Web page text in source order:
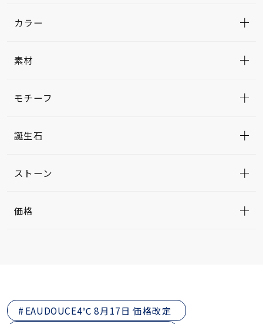
カラー
素材
モチーフ
誕生石
ストーン
価格
EAUDOUCE4℃ 8月17日 価格改定